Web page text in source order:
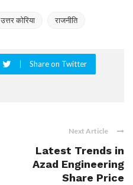
उत्तर कोरिया राजनीति
Share on Twitter
Next Article
Latest Trends in
Azad Engineering
Share Price